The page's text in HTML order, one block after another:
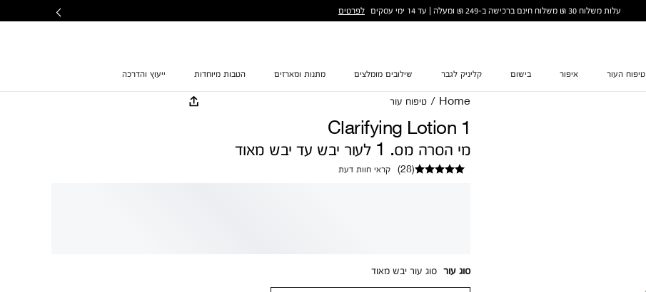
עלות משלוח 30 ₪ משלוח חינם ברכישה ב-249 ₪ ומעלה | עד 14 ימי עסקים לפרטים
טיפוח העור איפור בישום קליניק לגבר שילובים מומלצים מתנות ומארזים הטבות מיוחדות ייעוץ והדרכה
Home
/ טיפוח עור
Clarifying Lotion 1
מי הסרה מס. 1 לעור יבש עד יבש מאוד
(
28
) קראי חוות דעת
סוג עור סוג עור יבש מאוד